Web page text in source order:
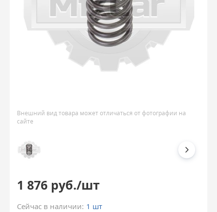
Внешний вид товара может отличаться от фотографии на
сайте
1 876 руб./шт
Сейчас в наличии: 1 шт